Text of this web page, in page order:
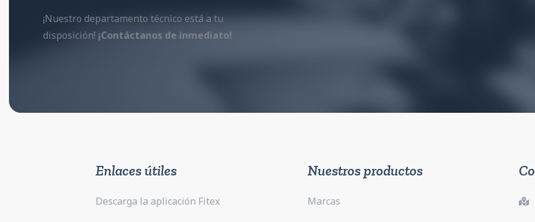
¡Nuestro departamento técnico está a tu
disposición! ¡Contáctanos de inmediato!
Enlaces útiles
Descarga la aplicación Fitex
Nuestros productos
Marcas